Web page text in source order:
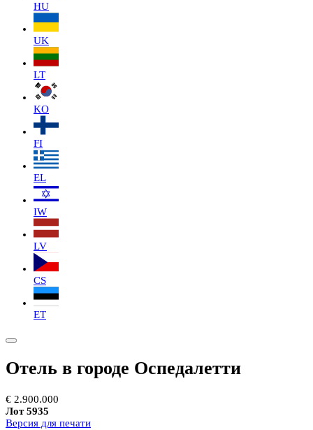
HU
UK
LT
KO
FI
EL
IW
LV
CS
ET
Отель в городе Оспедалетти
€ 2.900.000
Лот 5935
Версия для печати